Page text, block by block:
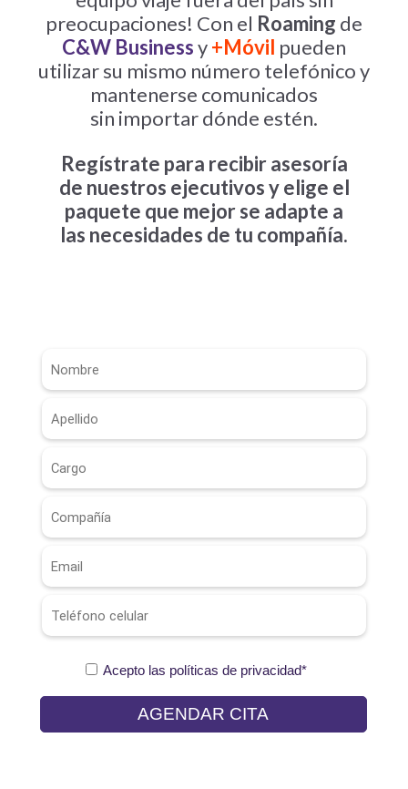
preocupaciones! Con el Roaming de
C&W Businessy+Móvil pueden
utilizar su mismo número telefónico y
mantenerse comunicados
sin importar dónde estén.
Regístrate para recibir asesoría
de nuestros ejecutivos y elige el
paquete que mejor se adapte a
las necesidades de tu compañía.
Acepto las políticas de privacidad*